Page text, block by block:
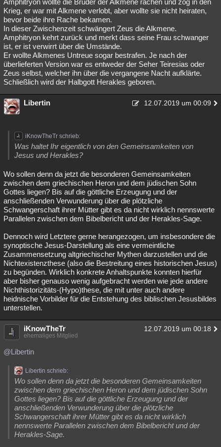
Amphitryon wollte die Bruder der Alkmene rächen und zog in den
Krieg, er war mit Alkmene verlobt, aber wollte sie nicht heiraten,
bevor beide ihre Rache bekamen.
In dieser Zwischenzeit schwängert Zeus die Alkmene.
Amphitryon kehrt zurück und merkt dass seine Frau schwanger
ist, er ist verwirrt über die Umstände.
Er wollte Alkmenes Untreue sogar bestrafen. Je nach der
überlieferten Version war es entweder der Seher Teiresias oder
Zeus selbst, welcher ihn über die vergangene Nacht aufklärte.
Schließlich wird der Halbgott Herakles geboren.
Libertin 12.07.2019 um 00:09
iKnowTheTr schrieb:
Was haltet Ihr eigentlich von den Gemeinsamkeiten von
Jesus und Herakles?
Wo sollen denn da jetzt die besonderen Gemeinsamkeiten
zwischen dem griechischen Heron und dem jüdischen Sohn
Gottes liegen? Bis auf die göttliche Erzeugung und der
anschließenden Verwunderung über die plötzliche
Schwangerschaft ihrer Mütter gibt es da nicht wirklich nennswerte
Parallelen zwischen dem Bibelbericht und der Herakles-Sage.
Dennoch wird Letztere gerne herangezogen, um insbesondere die
synoptische Jesus-Darstellung als eine vermeintliche
Zusammensetzung altgriechischer Mythen darzustellen und die
Nichtexistenzthese (also die Bestreitung eines historischen Jesus)
zu begünden. Wirklich konkrete Anhaltspunkte konnten hierfür
aber bisher genauso wenig aufgebracht werden wie jede andere
Nichthistorizitäts-(Hypo)these, die mit unter auch andere
heidnische Vorbilder für die Entstehung des biblischen Jesusbildes
unterstellen.
iKnowTheTr 12.07.2019 um 00:18
ehemaliges Mitglied
@Libertin
Libertin schrieb:
Wo sollen denn da jetzt die besonderen Gemeinsamkeiten
zwischen dem griechischen Heron und dem jüdischen Sohn
Gottes liegen? Bis auf die göttliche Erzeugung und der
anschließenden Verwunderung über die plötzliche
Schwangerschaft ihrer Mütter gibt es da nicht wirklich
nennswerte Parallelen zwischen dem Bibelbericht und der
Herakles-Sage.